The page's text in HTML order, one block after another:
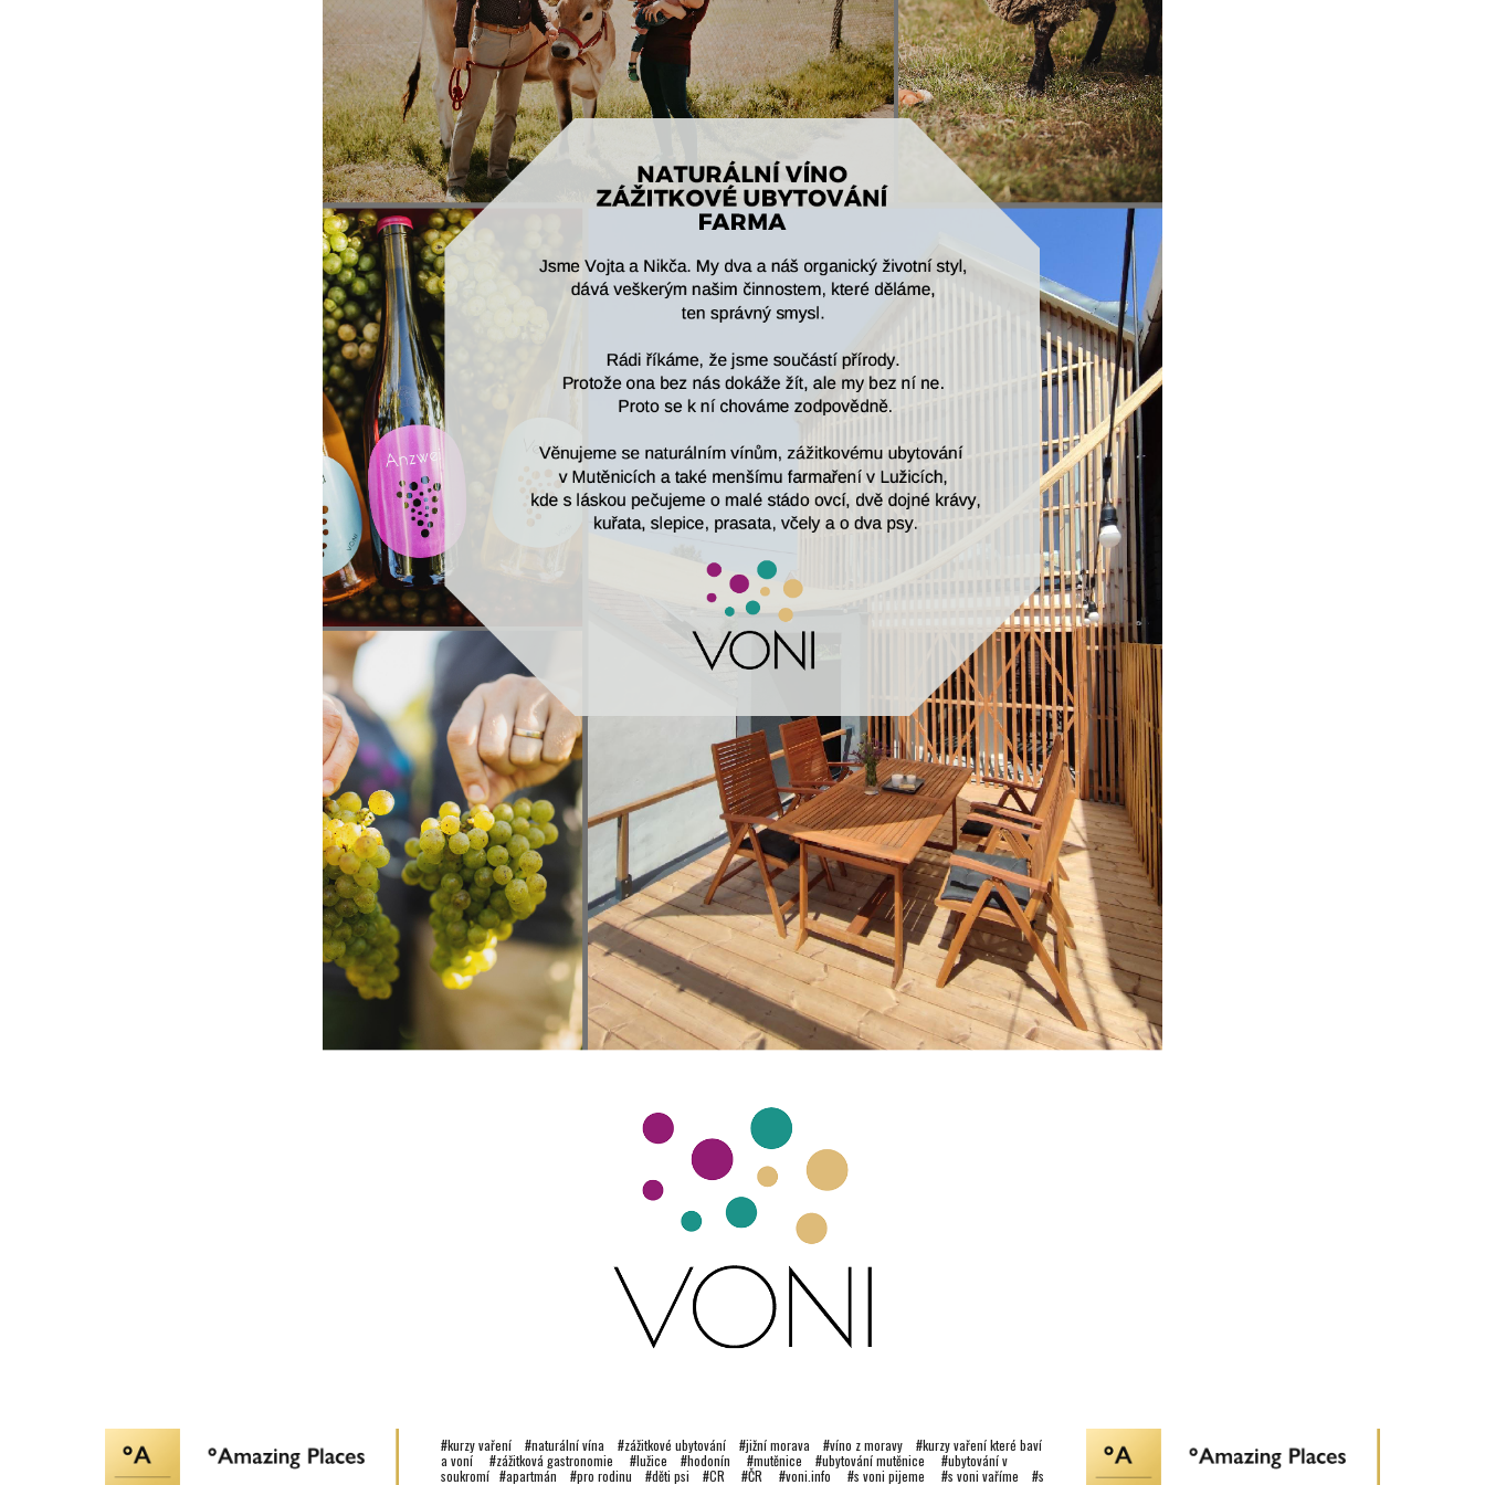
#kurzy vaření #naturální vína #zážitkové ubytování #jižní morava #víno z moravy #kurzy vaření které baví
a voní #zážitková gastronomie #lužice #hodonín #mutěnice #ubytování mutěnice #ubytovánív
soukromí #apartmán #pro rodinu #děti psi #CR #ČR #voni.info #s voni pijeme #s voni vaříme #s